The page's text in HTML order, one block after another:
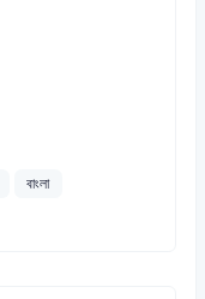
বাংলা